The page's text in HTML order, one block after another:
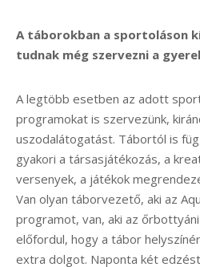
A táborokban a sportoláson
tudnak még szervezni a
A legtöbb esetben az adott
programokat is szervezünk,
uszodalátogatást. Tábortól is
gyakori a társasjátékozás, a
versenyek, a játékok
Van olyan táborvezető, aki az
programot, van, aki az
előfordul, hogy a tábor
extra dolgot. Naponta két